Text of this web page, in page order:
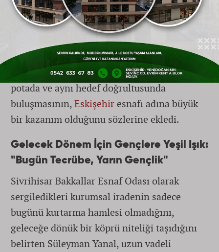
kazandırdığını saklamadıklarını belirten
Yanal, başarının anahtarının bu enerjiyi
doğru yönetmek olduğunu kaydetti. Genç oda
başkanlarının taşıdığı yenilikçi vizyon ile
tecrübeli isimlerin sektörel birikiminin aynı
potada ve aynı hedef doğrultusunda
buluşmasının,Eskişehir esnafı adına büyük
bir kazanım olduğunu sözlerine ekledi.
Gelecek Dönem İçin Gençlere Yeşil Işık:
"Bugün Tecrübe, Yarın Gençlik"
Sivrihisar Bakkallar Esnaf Odası olarak
sergiledikleri kurumsal iradenin sadece
bugünü kurtarma hamlesi olmadığını,
geleceğe dönük bir köprü niteliği taşıdığını
belirten Süleyman Yanal, uzun vadeli